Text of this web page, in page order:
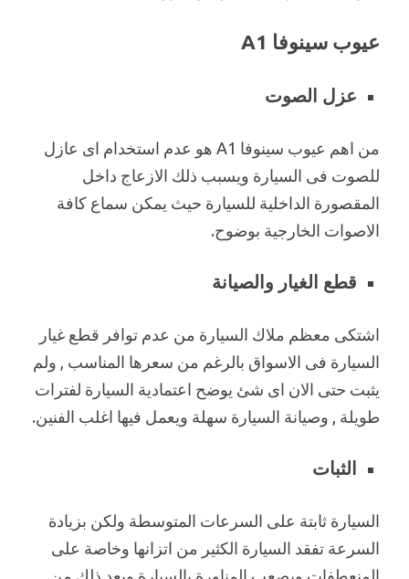
عيوب سينوفا A1
عزل الصوت
من اهم عيوب سينوفا A1 هو عدم استخدام اى عازل
للصوت فى السيارة ويسبب ذلك الازعاج داخل
المقصورة الداخلية للسيارة حيث يمكن سماع كافة
الاصوات الخارجية بوضوح.
قطع الغيار والصيانة
اشتكى معظم ملاك السيارة من عدم توافر قطع غيار
السيارة فى الاسواق بالرغم من سعرها المناسب , ولم
يثبت حتى الان اى شئ يوضح اعتمادية السيارة لفترات
طويلة , وصيانة السيارة سهلة ويعمل فيها اغلب الفنين.
الثبات
السيارة ثابتة على السرعات المتوسطة ولكن بزيادة
السرعة تفقد السيارة الكثير من اتزانها وخاصة على
المنعطفات ويصعب المناورة بالسيارة ويعد ذلك من